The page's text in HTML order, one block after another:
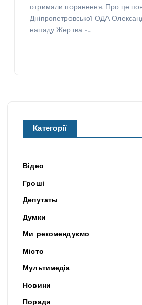
отримали поранення. Про це
Дніпропетровської ОДА
нападу Жертва –…
Категорії
Відео
Гроші
Депутаты
Думки
Ми рекомендуємо
Місто
Мультимедіа
Новини
Поради